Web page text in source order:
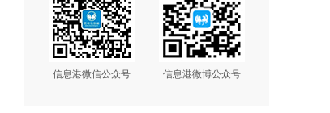
信息港微信公众号 信息港微博公众号